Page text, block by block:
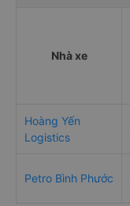
Nhà xe
Hoàng Yến
Logistics
Petro Bình Phước